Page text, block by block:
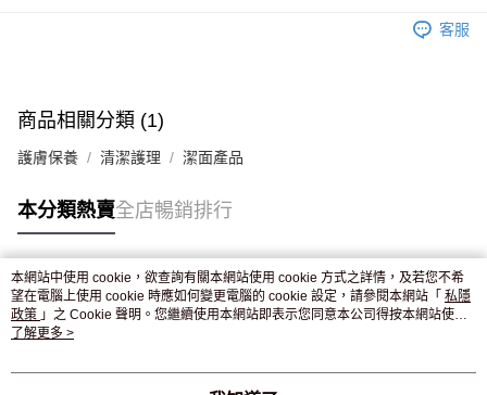
付款後門市自取，訂單確認後2-4個工作天到店，7天內取。逾期後
客服
商品相關分類 (1)
護膚保養 清潔護理 潔面產品
本分類熱賣全店暢銷排行
熱門標籤
熱銷排行
本網站中使用 cookie，欲查詢有關本網站使用 cookie 方式之詳情，及若您不希
望在電腦上使用 cookie 時應如何變更電腦的 cookie 設定，請參閱本網站「 私隱
政策 」之 Cookie 聲明。您繼續使用本網站即表示您同意本公司得按本網站使用
條款之 Cookie 聲明使用 cookie。
了解更多 >